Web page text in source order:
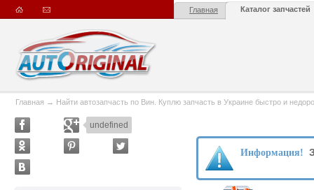
Главная Каталог запчастей
Главная → Найти автозапчасть по Вин. Куплю запчасть в Украине быстро и
undefined
Информация!